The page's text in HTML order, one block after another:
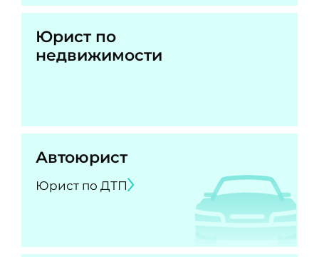
Юрист по
недвижимости
Автоюрист
Юрист по ДТП